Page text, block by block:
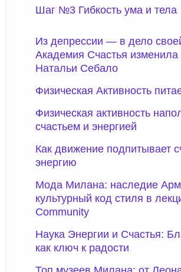
Шаг №3 Гибкость ума и тела
Из депрессии — в дело
Академия Счастья изменила
Натальи Себало
Физическая Активность
Физическая активность
счастьем и энергией
Как движение подпитывает
энергию
Мода Милана: наследие
культурный код стиля в
Community
Наука Энергии и Счастья:
как ключ к радости